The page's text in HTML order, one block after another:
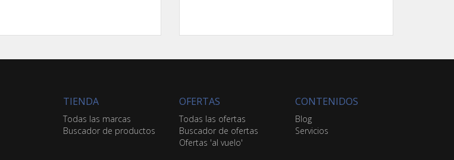
TIENDA
Todas las marcas
Buscador de productos
OFERTAS
Todas las ofertas
Buscador de ofertas
Ofertas 'al vuelo'
CONTENIDOS
Blog
Servicios